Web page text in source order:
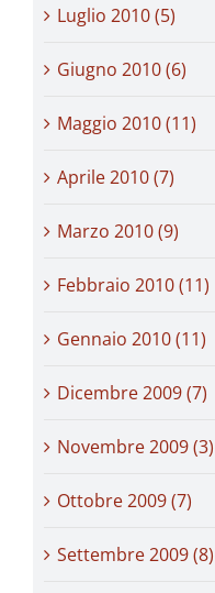
Luglio 2010 (5)
Giugno 2010 (6)
Maggio 2010 (11)
Aprile 2010 (7)
Marzo 2010 (9)
Febbraio 2010 (11)
Gennaio 2010 (11)
Dicembre 2009 (7)
Novembre 2009 (3)
Ottobre 2009 (7)
Settembre 2009 (8)